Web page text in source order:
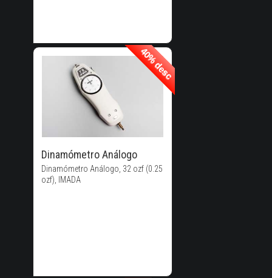
40% desc
Dinamómetro Análogo
Dinamómetro Análogo, 32 ozf (0.25
ozf), IMADA
40% desc
40% de
Descuento!